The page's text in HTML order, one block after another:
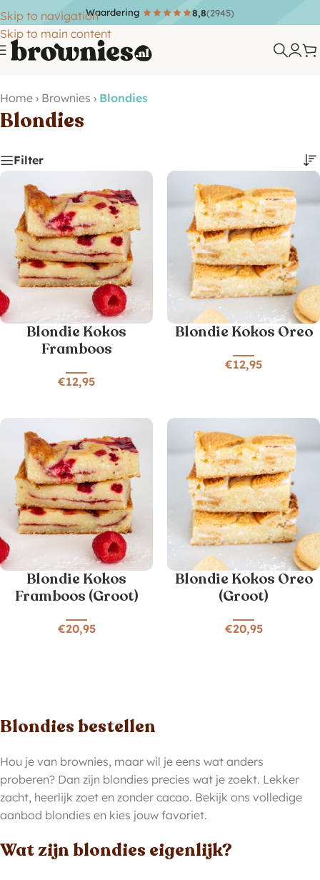
Skip to navigation
Skip to main content
Waardering 8,8(2945)
Home › Brownies › Blondies
Blondies
Filter
Blondie Kokos
Framboos
€12,95
Blondie Kokos Oreo
€12,95
Blondie Kokos
Framboos (Groot)
€20,95
Blondie Kokos Oreo
(Groot)
€20,95
Blondies bestellen
Hou je van brownies, maar wil je eens wat anders
proberen? Dan zijn blondies precies wat je zoekt. Lekker
zacht, heerlijk zoet en zonder cacao. Bekijk ons volledige
aanbod blondies en kies jouw favoriet.
Wat zijn blondies eigenlijk?